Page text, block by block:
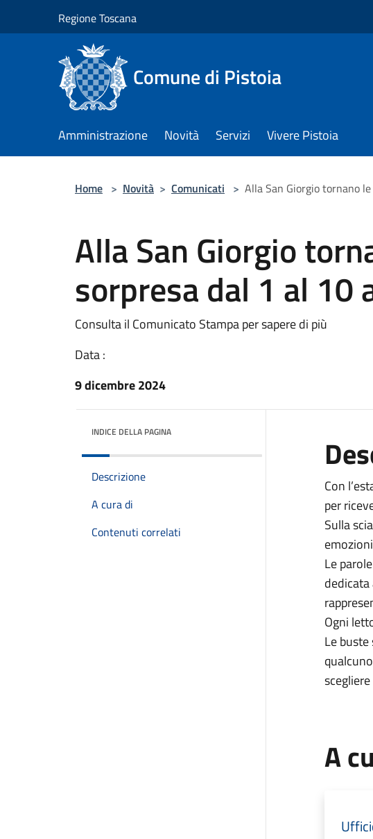
Regione Toscana
Comune di Pistoia
Amministrazione Novità Servizi Vivere Pistoia
Home > Novità > Comunicati > Alla San Giorgio tornano
Alla San Giorgio
sorpresa dal 1 al 10
Consulta il Comunicato Stampa per sapere di più
Data :
9 dicembre 2024
INDICE DELLA PAGINA
Descrizione
A cura di
Contenuti correlati
Con
per
Sulla
Le
Ogni
Le
A